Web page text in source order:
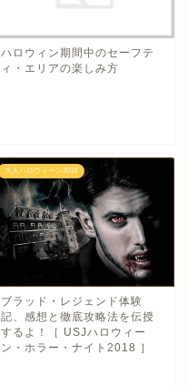
ハロウィン期間中のセーフテ
ィ・エリアの楽しみ方
大人ハロウィーン2018
ブラッド・レジェンド体験
記、感想と徹底攻略法を伝授
するよ！［ USJハロウィー
ン・ホラー・ナイト2018 ］